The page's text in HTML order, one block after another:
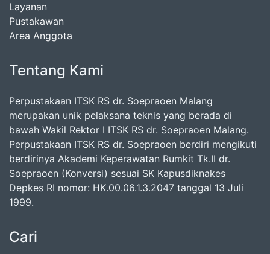
Layanan
Pustakawan
Area Anggota
Tentang Kami
Perpustakaan ITSK RS dr. Soepraoen Malang
merupakan unik pelaksana teknis yang berada di
bawah Wakil Rektor I ITSK RS dr. Soepraoen Malang.
Perpustakaan ITSK RS dr. Soepraoen berdiri mengikuti
berdirinya Akademi Keperawatan Rumkit Tk.II dr.
Soepraoen (Konversi) sesuai SK Kapusdiknakes
Depkes RI nomor: HK.00.06.1.3.2047 tanggal 13 Juli
1999.
Cari